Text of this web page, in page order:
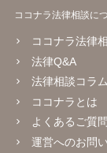
ココナラ法律相談に
ココナラ法律
法律Q&A
法律相談コラム
ココナラとは
よくあるご質問
運営へのお問